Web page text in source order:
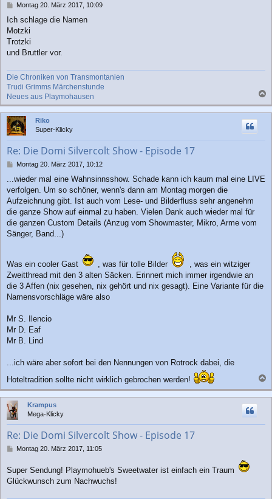
B
i
t
r
a
Montag 20. März 2017, 10:09
Ich schlage die Namen
Motzki
Trotzki
und Bruttler vor.
Die Chroniken von Transmontanien
Trudi Grimms Märchenstunde
Neues aus Playmohausen
a
c
Riko
Super-Klicky
Re: Die Domi Silvercolt Show - Episode 17
B
i
t
r
a
Montag 20. März 2017, 10:12
...wieder mal eine Wahnsinnsshow. Schade kann ich kaum mal eine LIVE
verfolgen. Um so schöner, wenn's dann am Montag morgen die
Aufzeichnung gibt. Ist auch vom Lese- und Bilderfluss sehr angenehm
die ganze Show auf einmal zu haben. Vielen Dank auch wieder mal für
die ganzen Custom Details (Anzug vom Showmaster, Mikro, Arme vom
Sänger, Band...)
Was ein cooler Gast , was für tolle Bilder
, was ein witziger
Zweitthread mit den 3 alten Säcken. Erinnert mich immer irgendwie an
die 3 Affen (nix gesehen, nix gehört und nix gesagt). Eine Variante für die
Namensvorschläge wäre also
Mr S. Ilencio
Mr D. Eaf
Mr B. Lind
...ich wäre aber sofort bei den Nennungen von Rotrock dabei, die
Hoteltradition sollte nicht wirklich gebrochen werden!
a
c
Krampus
Mega-Klicky
Re: Die Domi Silvercolt Show - Episode 17
B
t
r
Montag 20. März 2017, 11:05
Super Sendung! Playmohueb's Sweetwater ist einfach ein Traum
Glückwunsch zum Nachwuchs!